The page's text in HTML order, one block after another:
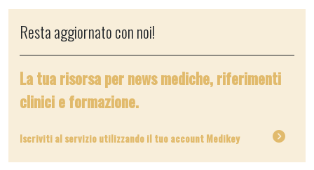
Resta aggiornato con noi!
La tua risorsa per news mediche, riferimenti
clinici e formazione.
Iscriviti al servizio utilizzando il tuo account Medikey